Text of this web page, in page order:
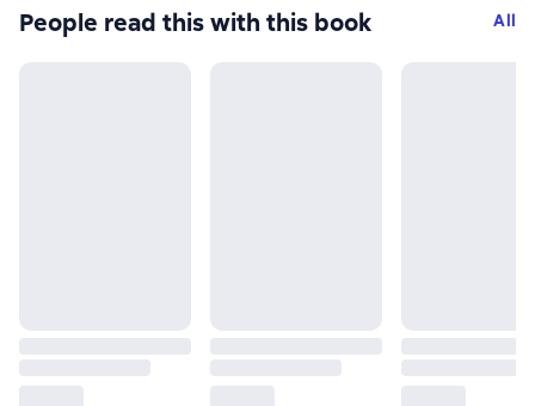
People read this with this book All